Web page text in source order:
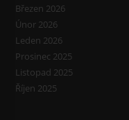
Březen 2026
Únor 2026
Leden 2026
Prosinec 2025
Listopad 2025
Říjen 2025